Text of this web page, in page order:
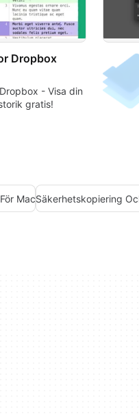
Dropbox
- Visa din
gratis!
Mac